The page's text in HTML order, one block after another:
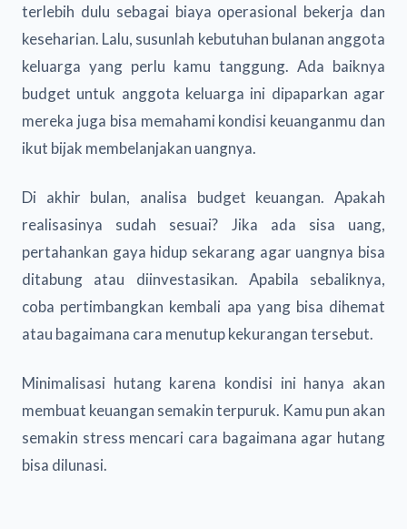
terlebih dulu sebagai biaya operasional bekerja dan
keseharian. Lalu, susunlah kebutuhan bulanan anggota
keluarga yang perlu kamu tanggung. Ada baiknya
budget untuk anggota keluarga ini dipaparkan agar
mereka juga bisa memahami kondisi keuanganmu dan
ikut bijak membelanjakan uangnya.
Di akhir bulan, analisa budget keuangan. Apakah
realisasinya sudah sesuai? Jika ada sisa uang,
pertahankan gaya hidup sekarang agar uangnya bisa
ditabung atau diinvestasikan. Apabila sebaliknya,
coba pertimbangkan kembali apa yang bisa dihemat
atau bagaimana cara menutup kekurangan tersebut.
Minimalisasi hutang karena kondisi ini hanya akan
membuat keuangan semakin terpuruk. Kamu pun akan
semakin stress mencari cara bagaimana agar hutang
bisa dilunasi.